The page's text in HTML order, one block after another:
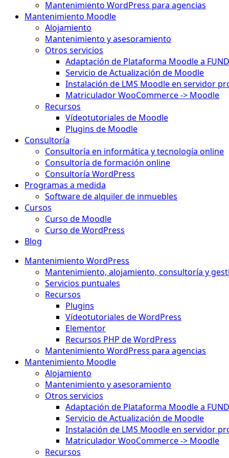
Mantenimiento WordPress para agencias
Mantenimiento Moodle
Alojamiento
Mantenimiento y asesoramiento
Otros servicios
Adaptación de Plataforma Moodle a
Servicio de Actualización de Moodle
Instalación de LMS Moodle en servidor
Matriculador WooCommerce -> Moodle
Recursos
Vídeotutoriales de Moodle
Plugins de Moodle
Consultoría
Consultoría en informática y tecnología online
Consultoría de formación online
Consultoría WordPress
Programas a medida
Software de alquiler de inmuebles
Cursos
Curso de Moodle
Curso de WordPress
Blog
Mantenimiento WordPress
Mantenimiento, alojamiento, consultoría y
Servicios puntuales
Recursos
Plugins
Vídeotutoriales de WordPress
Elementor
Recursos PHP de WordPress
Mantenimiento WordPress para agencias
Mantenimiento Moodle
Alojamiento
Mantenimiento y asesoramiento
Otros servicios
Adaptación de Plataforma Moodle a
Servicio de Actualización de Moodle
Instalación de LMS Moodle en servidor
Matriculador WooCommerce -> Moodle
Recursos